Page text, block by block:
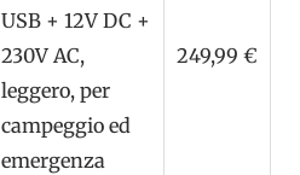
USB + 12V DC +
230V AC,
leggero, per
campeggio ed
emergenza
249,99 €